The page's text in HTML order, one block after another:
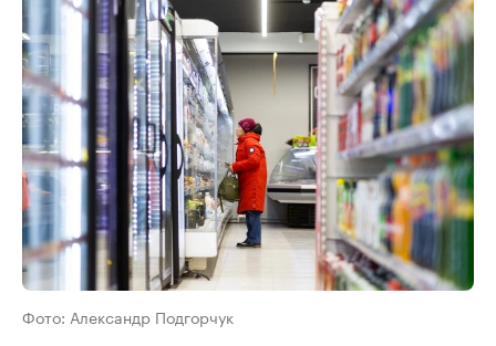
Фото: Александр Подгорчук